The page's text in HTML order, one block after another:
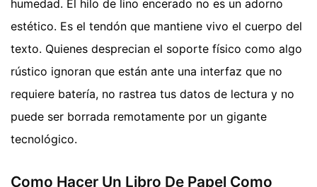
humedad. El hilo de lino encerado no es un adorno
estético. Es el tendón que mantiene vivo el cuerpo del
texto. Quienes desprecian el soporte físico como algo
rústico ignoran que están ante una interfaz que no
requiere batería, no rastrea tus datos de lectura y no
puede ser borrada remotamente por un gigante
tecnológico.
Como Hacer Un Libro De Papel Como